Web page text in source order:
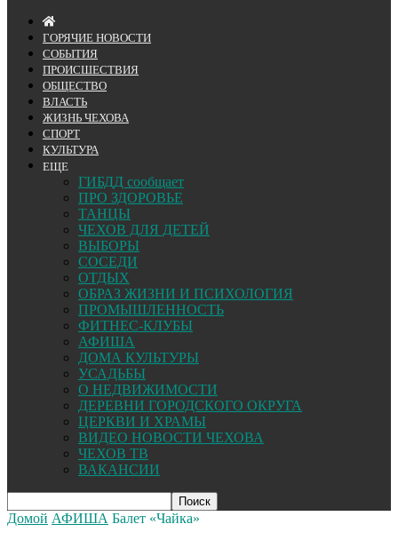
ГОРЯЧИЕ НОВОСТИ
СОБЫТИЯ
ПРОИСШЕСТВИЯ
ОБЩЕСТВО
ВЛАСТЬ
ЖИЗНЬ ЧЕХОВА
СПОРТ
КУЛЬТУРА
ЕЩЕ
ГИБДД сообщает
ПРО ЗДОРОВЬЕ
ТАНЦЫ
ЧЕХОВ ДЛЯ ДЕТЕЙ
ВЫБОРЫ
СОСЕДИ
ОТДЫХ
ОБРАЗ ЖИЗНИ И ПСИХОЛОГИЯ
ПРОМЫШЛЕННОСТЬ
ФИТНЕС-КЛУБЫ
АФИША
ДОМА КУЛЬТУРЫ
УСАДЬБЫ
О НЕДВИЖИМОСТИ
ДЕРЕВНИ ГОРОДСКОГО ОКРУГА
ЦЕРКВИ И ХРАМЫ
ВИДЕО НОВОСТИ ЧЕХОВА
ЧЕХОВ ТВ
ВАКАНСИИ
Домой АФИША Балет «Чайка»